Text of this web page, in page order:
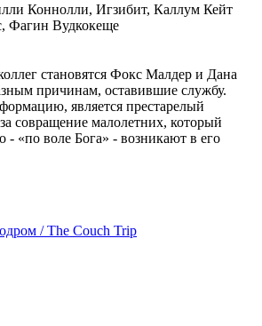
Коннолли, Игзибит, Каллум Кейт
Фагин Вудкокеще
становятся Фокс Малдер и Дана
причинам, оставившие службу.
является престарелый
совращение малолетних, который
- «по воле Бога» - возникают в его
/ The Couch Trip